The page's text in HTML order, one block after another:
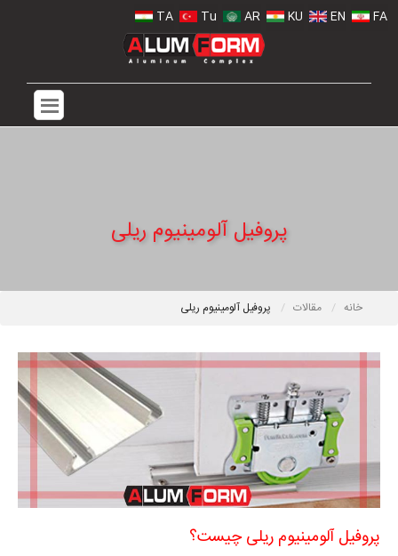
FA
EN
KU
AR
Tu
TA
پروفیل آلومینیوم ریلی
خانه مقالات پروفیل آلومینیوم ریلی
پروفیل آلومینیوم ریلی چیست؟